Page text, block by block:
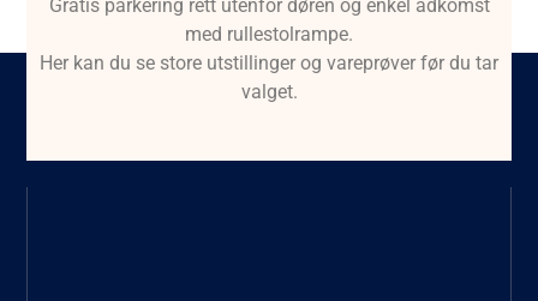
Gratis parkering rett utenfor døren og enkel adkomst
med rullestolrampe.
Her kan du se store utstillinger og vareprøver før du tar
valget.